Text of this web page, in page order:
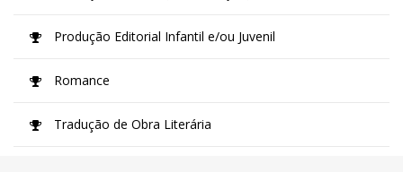
Produção Editorial Infantil e/ou Juvenil
Romance
Tradução de Obra Literária